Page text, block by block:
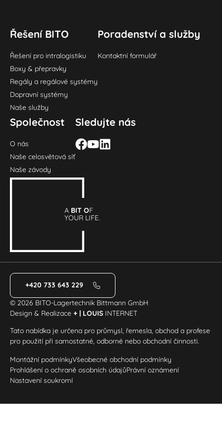
Řešení BITO
Řešení pro intralogistiku
Boxy & přepravky
Regály a regálové systémy
Dopravní systémy
Naše služby
Poradenství a služby
Kontaktní formulář
Společnost
O nás
Naše celosvětová síť
Naše závody
Sledujte nás
A BIT OF
YOUR LIFE.
+420 733 643 229
© 2026 BITO-Lagertechnik Bittmann GmbH
Design & Realizace+ | LOUIS INTERNET
Tato nabídka je určena pro průmysl, řemesla, obchod a profese
pro použití při samostatné, odborné nebo obchodní činnosti.
Montážní podmínkyVšeobecné obchodní podmínky
Prohlášení o ochraně osobních údajůPrávní oznámení
Nastavení soukromí